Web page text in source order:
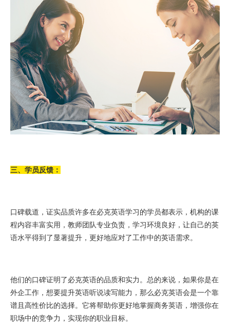
三、学员反馈：
口碑载道，证实品质许多在必克英语学习的学员都表示，机构的课
程内容丰富实用，教师团队专业负责，学习环境良好，让自己的英
语水平得到了显著提升，更好地应对了工作中的英语需求。
他们的口碑证明了必克英语的品质和实力。总的来说，如果你是在
外企工作，想要提升英语听说读写能力，那么必克英语会是一个靠
谱且高性价比的选择。它将帮助你更好地掌握商务英语，增强你在
职场中的竞争力，实现你的职业目标。